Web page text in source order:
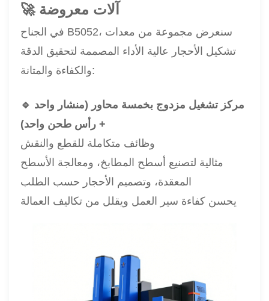
🚀 آلات معروضة
في الجناح B5052، سنعرض مجموعة من معدات
تشكيل الأحجار عالية الأداء المصممة لتحقيق الدقة
والكفاءة والمتانة:
🔹 مركز تشغيل مزدوج بخمسة محاور (منشار واحد
+ رأس طحن واحد)
وظائف متكاملة للقطع والنقش
مثالية لتصنيع أسطح المطابخ، ومعالجة الأسطح
المعقدة، وتصميم الأحجار حسب الطلب
يحسن كفاءة سير العمل ويقلل من تكاليف العمالة